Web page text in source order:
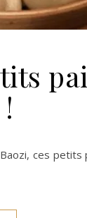
ces petits